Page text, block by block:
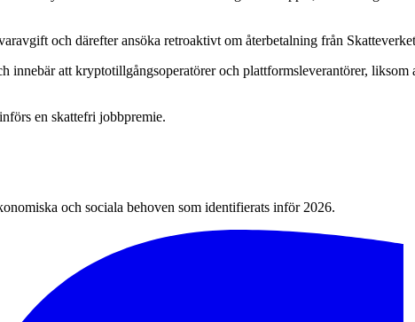
och därefter ansöka retroaktivt om återbetalning från
att kryptotillgångsoperatörer och plattformsleverantörer, liksom
en skattefri jobbpremie.
och sociala behoven som identifierats inför 2026.